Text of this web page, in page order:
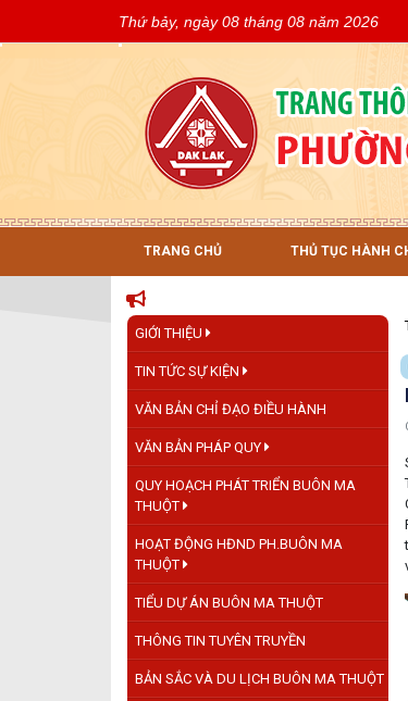
Thứ bảy, ngày 08 tháng 08 năm 2026
TRANG CHỦ THỦ TỤC HÀNH
GIỚI THIỆU
TIN TỨC SỰ KIỆN
VĂN BẢN CHỈ ĐẠO ĐIỀU HÀNH
VĂN BẢN PHÁP QUY
QUY HOẠCH PHÁT TRIỂN BUÔN MA
THUỘT
HOẠT ĐỘNG HĐND PH.BUÔN MA
THUỘT
TIỂU DỰ ÁN BUÔN MA THUỘT
THÔNG TIN TUYÊN TRUYỀN
BẢN SẮC VÀ DU LỊCH BUÔN MA THUỘT